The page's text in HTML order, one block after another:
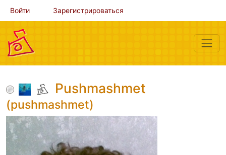
Войти Зарегистрироваться
Pushmashmet
(pushmashmet)